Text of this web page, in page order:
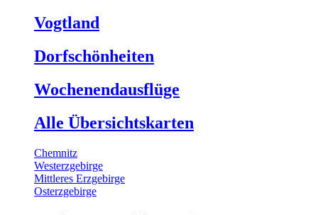
Vogtland
Dorfschönheiten
Wochenendausflüge
Alle Übersichtskarten
Chemnitz
Westerzgebirge
Mittleres Erzgebirge
Osterzgebirge